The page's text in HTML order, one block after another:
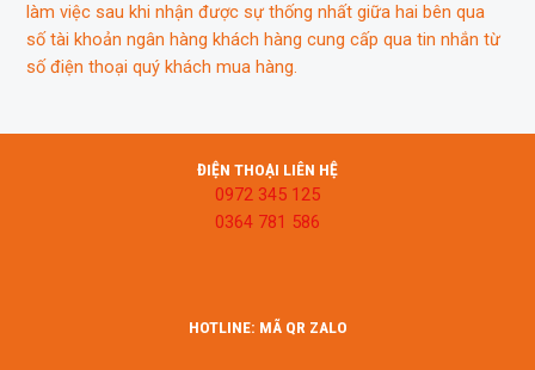
làm việc sau khi nhận được sự thống nhất giữa hai bên qua
số tài khoản ngân hàng khách hàng cung cấp qua tin nhắn từ
số điện thoại quý khách mua hàng.
ĐIỆN THOẠI LIÊN HỆ
0972 345 125
0364 781 586
HOTLINE: MÃ QR ZALO